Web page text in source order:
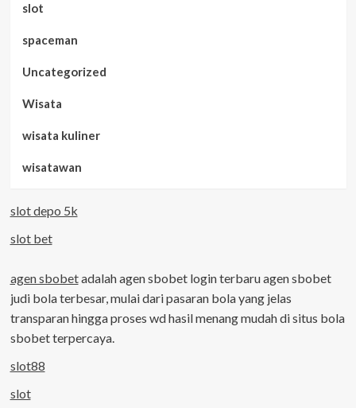
slot
spaceman
Uncategorized
Wisata
wisata kuliner
wisatawan
slot depo 5k
slot bet
agen sbobetadalah agen sbobet login terbaru agen sbobet
judi bola terbesar, mulai dari pasaran bola yang jelas
transparan hingga proses wd hasil menang mudah di situs bola
sbobet terpercaya.
slot88
slot